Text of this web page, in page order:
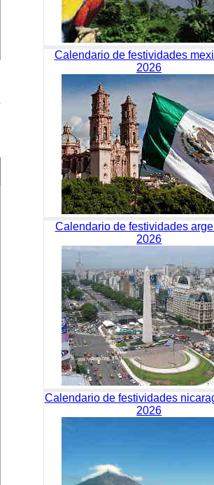
Calendario de festividades
2026
Calendario de festividades
2026
Calendario de festividades
2026